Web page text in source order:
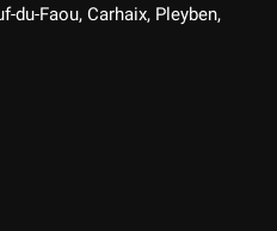
du-Faou, Carhaix, Pleyben,